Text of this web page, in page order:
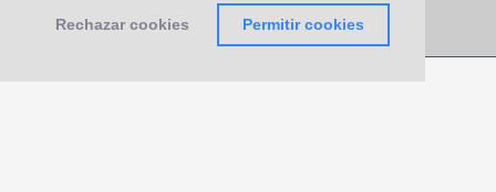
Rechazar cookies Permitir cookies